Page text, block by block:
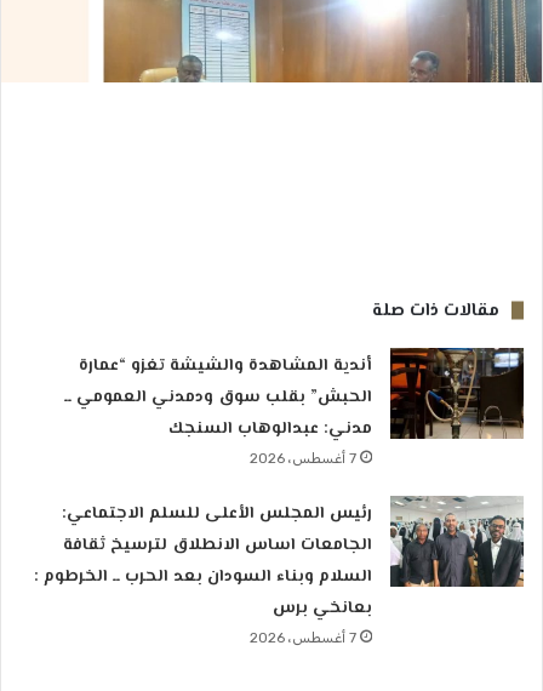
مقالات ذات صلة
أندية المشاهدة والشيشة تغزو “عمارة
الحبش” بقلب سوق ودمدني العمومي ــ
مدني: عبدالوهاب السنجك
7 أغسطس، 2026
رئيس المجلس الأعلى للسلم الاجتماعي:
الجامعات اساس الانطلاق لترسيخ ثقافة
السلام وبناء السودان بعد الحرب ــ الخرطوم :
بعانخي برس
7 أغسطس، 2026